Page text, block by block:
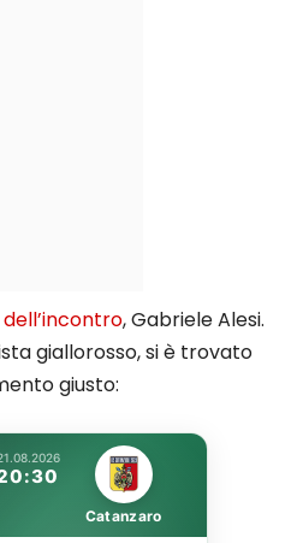
dell’incontro, Gabriele Alesi.
giallorosso, si è trovato
giusto:
Catanzaro